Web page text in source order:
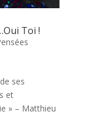
Toi !
ses
et
» – Matthieu